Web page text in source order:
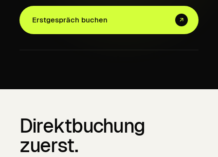
Erstgespräch buchen ↗
Direktbuchung
zuerst.